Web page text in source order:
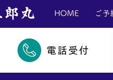
郎丸 HOME ご予
電話受付